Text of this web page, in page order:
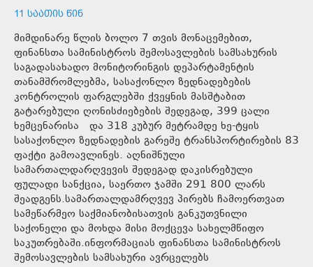
11 ᲡᲐᲐᲗᲘᲡ ᲬᲘᲜ
მიმდინარე წლის ბოლო 7 თვის მონაცემებით,
ფინანსთა სამინისტროს შემოსავლების სამსახურის
საგადასახადო მონიტორინგის დეპარტამენტის
თანამშრომლებმა, სასაქონლო ზედნადებების
კონტროლის ფარგლებში ქვეყნის მასშტაბით
გატარებული ღონისძიებების შედეგად, 399 ცალი
ხემცენარისა და 318 კუბურ მეტრამდე ხე-ტყის
სასაქონლო ზედნადების გარეშე ტრანსპორტირების 83
ფაქტი გამოავლინეს. აღნიშნული
სამართალდარღვევის შედეგად დაკისრებული
ფულადი სანქცია, საერთო ჯამში 291 800 ლარს
შეადგენს.სამართალდამრღვევ პირებს ჩამოერთვათ
სამეწარმეო საქმიანობისათვის განკუთვნილი
საქონელი და მოხდა მისი მოქცევა სახელმწიფო
საკუთრებაში.ინფორმაციას ფინანსთა სამინისტროს
შემოსავლების სამსახური ავრცელებს